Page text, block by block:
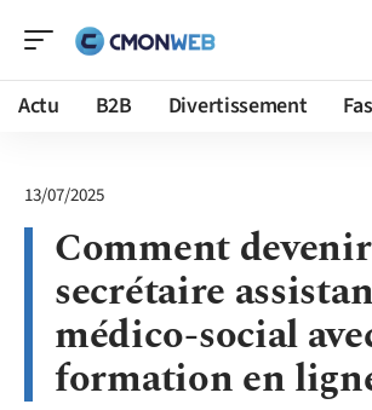
Actu B2B Divertissement
13/07/2025
Comment devenir
secrétaire
médico-social
formation en